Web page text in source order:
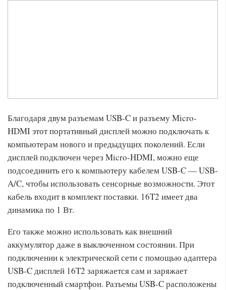
Благодаря двум разъемам USB-C и разъему Micro-
HDMI этот портативный дисплей можно подключать к
компьютерам нового и предыдущих поколений. Если
дисплей подключен через Micro-HDMI, можно еще
подсоединить его к компьютеру кабелем USB-C — USB-
A/C, чтобы использовать сенсорные возможности. Этот
кабель входит в комплект поставки. 16T2 имеет два
динамика по 1 Вт.
Его также можно использовать как внешний
аккумулятор даже в выключенном состоянии. При
подключении к электрической сети с помощью адаптера
USB-C дисплей 16T2 заряжается сам и заряжает
подключенный смартфон. Разъемы USB-C расположены